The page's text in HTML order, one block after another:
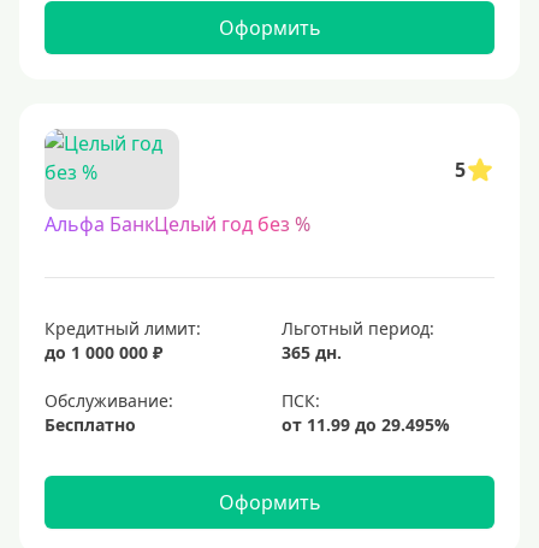
Оформить
5
Альфа БанкЦелый год без %
Кредитный лимит:
до 1 000 000 ₽
Льготный период:
365 дн.
Обслуживание:
Бесплатно
Оформить